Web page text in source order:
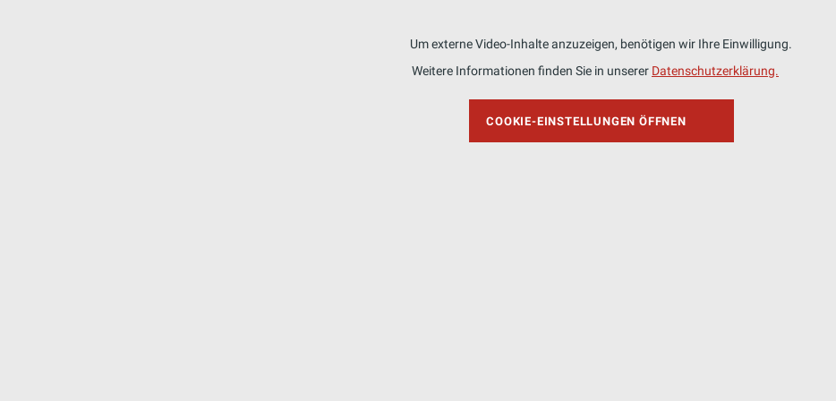
Um externe Video-Inhalte anzuzeigen, benötigen wir Ihre Einwilligung.
Weitere Informationen finden Sie in unserer Datenschutzerklärung.
COOKIE-EINSTELLUNGEN ÖFFNEN